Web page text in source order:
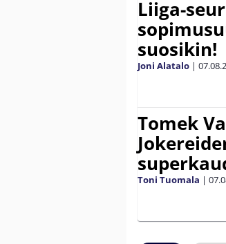
Liiga-
suosikin!
Joni Alatalo |
Tomek
Toni Tuomala |